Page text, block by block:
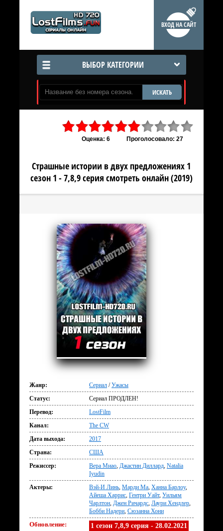
ВХОД НА САЙТ
ВЫБОР КАТЕГОРИИ
ИСКАТЬ
Оценка: 6 Проголосовало: 27
Страшные истории в двух предложениях 1
сезон 1 - 7,8,9 серия смотреть онлайн (2019)
Жанр: Сериал /Ужасы
Статус:
Сериал ПРОДЛЕН!
Перевод:
LostFilm
Канал:
The CW
Дата выхода:
2017
Страна:
США
Режиссер:
Вера Миао, Джастин Диллард, Natalia
Iyudin
Актеры:
Вэй-И Линь, Марди Ма, Ханна Барлоу,
Айеша Харрис, Гентри Уайт, Уильям
Чарлтон, Джен Ричардс, Лаури Хендлер,
Бобби Надери, Сюзанна Хони
Обновление: 1 сезон 7,8,9 серия - 28.02.2021